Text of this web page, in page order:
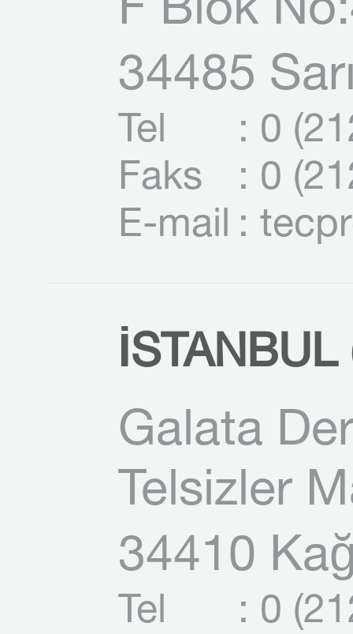
F Blok
34485
Tel
: 0
Faks
: 0
E-mail :
Galata
Telsizler
34410
Tel
: 0